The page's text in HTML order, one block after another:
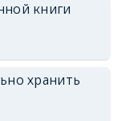
книги
хранить